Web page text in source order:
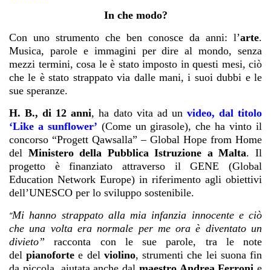
In che modo?
Con uno strumento che ben conosce da anni: l’arte.
Musica, parole e immagini per dire al mondo, senza
mezzi termini, cosa le è stato imposto in questi mesi, ciò
che le è stato strappato via dalle mani, i suoi dubbi e le
sue speranze.
H. B., di 12 anni, ha dato vita ad un video, dal titolo
‘Like a sunflower’ (Come un girasole), che ha vinto il
concorso “Progett Qawsalla” – Global Hope from Home
del Ministero della Pubblica Istruzione a Malta. Il
progetto è finanziato attraverso il GENE (Global
Education Network Europe) in riferimento agli obiettivi
dell’UNESCO per lo sviluppo sostenibile.
“Mi hanno strappato alla mia infanzia innocente e ciò
che una volta era normale per me ora è diventato un
divieto” racconta con le sue parole, tra le note
delpianoforte e del violino, strumenti che lei suona fin